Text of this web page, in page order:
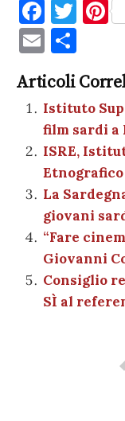
F
a
c
e
b
o
o
k
T
te
r t
E
m
ai
l
n
di
vi
di
Articoli
Istituto
film sardi a
ISRE,
Etnografico
La
giovani
“Fare
Giovanni
Consiglio
SÌ al